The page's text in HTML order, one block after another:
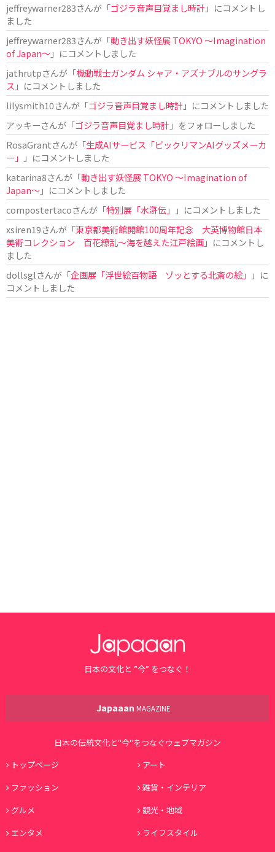
jeffreywarner283さんが「ゴジラ音声目覚まし時計」にコメントし
ました
jeffreywarner283さんが「動き出す妖怪展 TOKYO 〜Imagination
of Japan〜」にコメントしました
jathrutpさんが「機動戦士ガンダム シャア・アズナブルのサングラ
ス 」にコメントしました
lilysmith10さんが「ゴジラ音声目覚まし時計」にコメントしました
アッキーさんが「ゴジラ音声目覚まし時計」をフォローしました
RosaGrantさんが「生成AIサービス「ビックリマンAIグッズメーカ
ー」
」にコメントしました
katarina8さんが「動き出す妖怪展 TOKYO 〜Imagination of
Japan〜」にコメントしました
compostertacoさんが「特別展「水滸伝」
」にコメントしました
xsiren19さんが「東京都美術館開館100周年記念 大英博物館日本
美術コレクション 百花繚乱～海を越えた江戸絵画」にコメントし
ました
dollsglさんが「企画展「浮世絵百物語 ゾッとする北斎の絵」
」に
コメントしました
日本の文化と ”今” をつなぐ！
Japaaan MAGAZINE
日本の伝統文化と"今"をつなぐウェブマガジン
トップページ
アート
ファッション
雑貨・インテリア
グルメ
観光・地域
エンタメ
ライフスタイル